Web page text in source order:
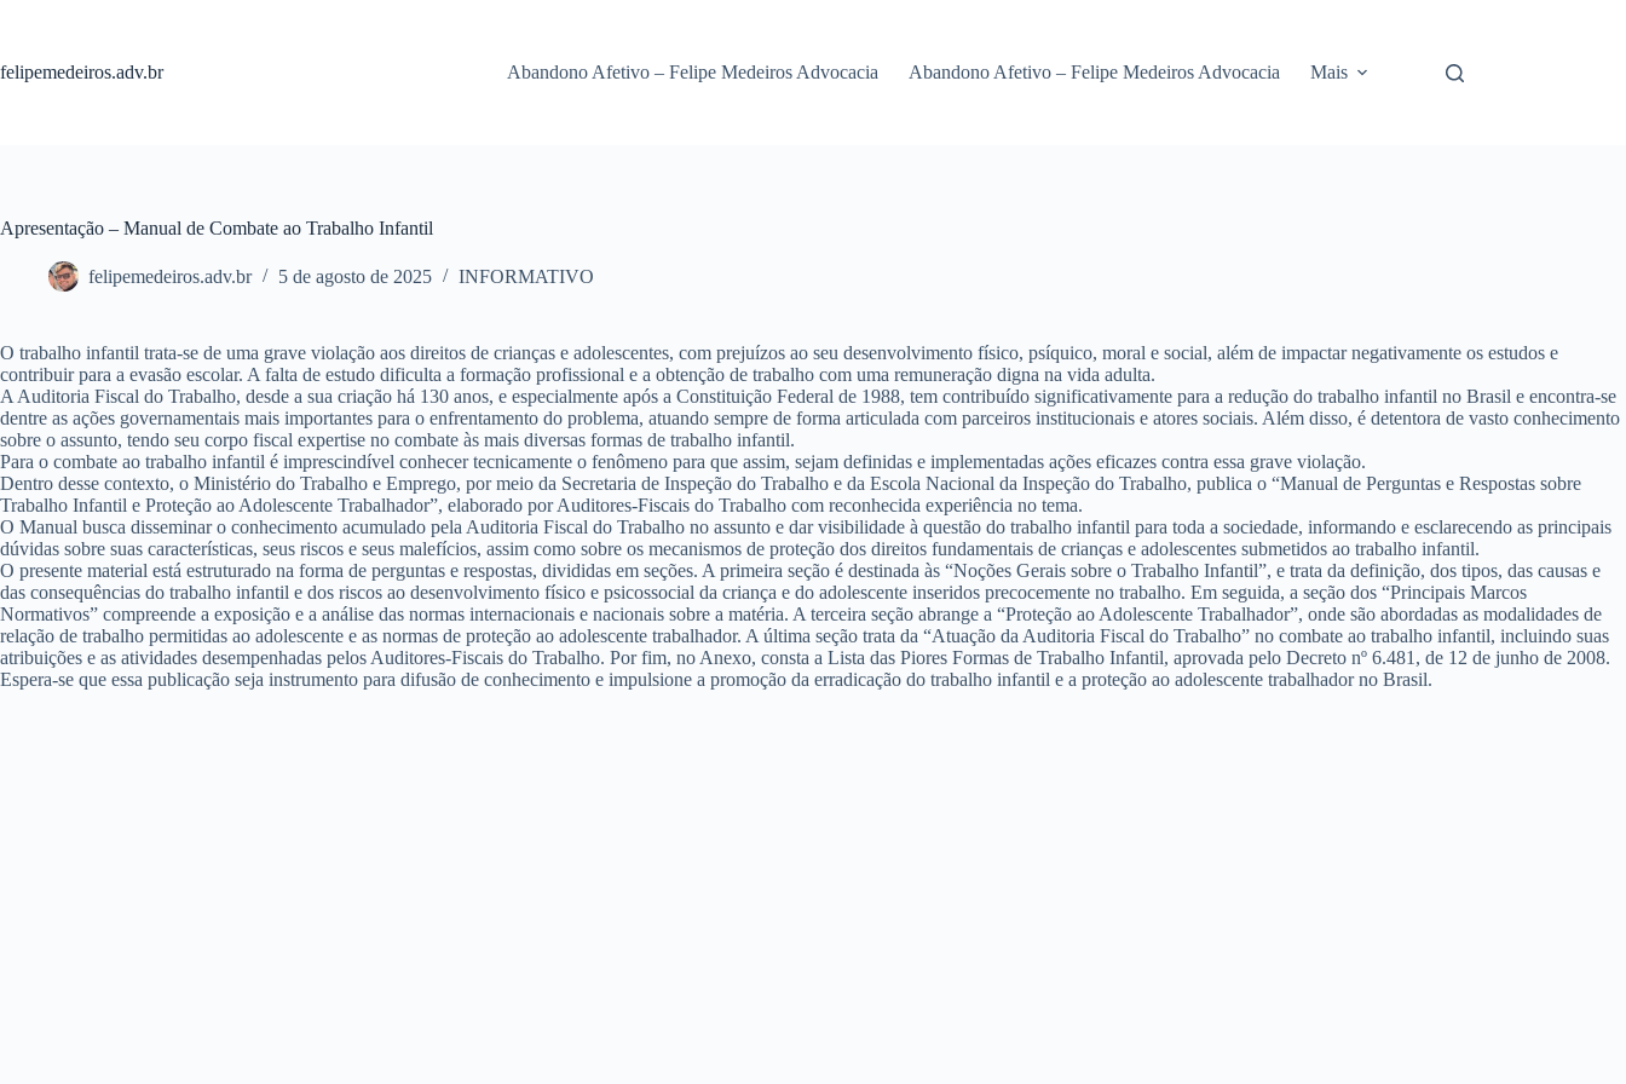
conteúdo
felipemedeiros.adv.br Abandono Afetivo – Felipe Medeiros Advocacia Abandono Afetivo – Felipe Medeiros Advocacia Mais
Apresentação – Manual de Combate ao Trabalho Infantil
felipemedeiros.adv.br 5 de agosto de 2025 INFORMATIVO
O trabalho infantil trata-se de uma grave violação aos direitos de crianças e adolescentes, com prejuízos ao seu desenvolvimento físico, psíquico, moral e social, além de impactar negativamente os estudos e
contribuir para a evasão escolar. A falta de estudo dificulta a formação profissional e a obtenção de trabalho com uma remuneração digna na vida adulta.
A Auditoria Fiscal do Trabalho, desde a sua criação há 130 anos, e especialmente após a Constituição Federal de 1988, tem contribuído significativamente para a redução do trabalho infantil no Brasil e encontra-se
dentre as ações governamentais mais importantes para o enfrentamento do problema, atuando sempre de forma articulada com parceiros institucionais e atores sociais. Além disso, é detentora de vasto conhecimento
sobre o assunto, tendo seu corpo fiscal expertise no combate às mais diversas formas de trabalho infantil.
Para o combate ao trabalho infantil é imprescindível conhecer tecnicamente o fenômeno para que assim, sejam definidas e implementadas ações eficazes contra essa grave violação.
Dentro desse contexto, o Ministério do Trabalho e Emprego, por meio da Secretaria de Inspeção do Trabalho e da Escola Nacional da Inspeção do Trabalho, publica o “Manual de Perguntas e Respostas sobre
Trabalho Infantil e Proteção ao Adolescente Trabalhador”, elaborado por Auditores-Fiscais do Trabalho com reconhecida experiência no tema.
O Manual busca disseminar o conhecimento acumulado pela Auditoria Fiscal do Trabalho no assunto e dar visibilidade à questão do trabalho infantil para toda a sociedade, informando e esclarecendo as principais
dúvidas sobre suas características, seus riscos e seus malefícios, assim como sobre os mecanismos de proteção dos direitos fundamentais de crianças e adolescentes submetidos ao trabalho infantil.
O presente material está estruturado na forma de perguntas e respostas, divididas em seções. A primeira seção é destinada às “Noções Gerais sobre o Trabalho Infantil”, e trata da definição, dos tipos, das causas e
das consequências do trabalho infantil e dos riscos ao desenvolvimento físico e psicossocial da criança e do adolescente inseridos precocemente no trabalho. Em seguida, a seção dos “Principais Marcos
Normativos” compreende a exposição e a análise das normas internacionais e nacionais sobre a matéria. A terceira seção abrange a “Proteção ao Adolescente Trabalhador”, onde são abordadas as modalidades de
relação de trabalho permitidas ao adolescente e as normas de proteção ao adolescente trabalhador. A última seção trata da “Atuação da Auditoria Fiscal do Trabalho” no combate ao trabalho infantil, incluindo suas
atribuições e as atividades desempenhadas pelos Auditores-Fiscais do Trabalho. Por fim, no Anexo, consta a Lista das Piores Formas de Trabalho Infantil, aprovada pelo Decreto nº 6.481, de 12 de junho de 2008.
Espera-se que essa publicação seja instrumento para difusão de conhecimento e impulsione a promoção da erradicação do trabalho infantil e a proteção ao adolescente trabalhador no Brasil.